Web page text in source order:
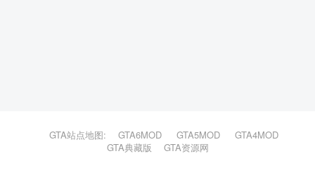
GTA站点地图: GTA6MOD GTA5MOD
GTA4MOD
GTA典藏版
GTA资源网